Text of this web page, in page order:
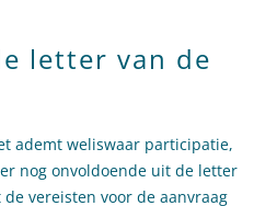
letter van de
ademt weliswaar participatie,
nog onvoldoende uit de letter
vereisten voor de aanvraag